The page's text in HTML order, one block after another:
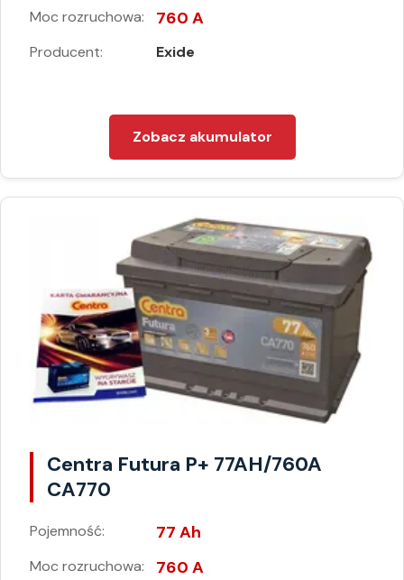
Moc rozruchowa: 760 A
Producent: Exide
Zobacz akumulator
Centra Futura P+ 77AH/760A
CA770
Pojemność: 77 Ah
Moc rozruchowa: 760 A